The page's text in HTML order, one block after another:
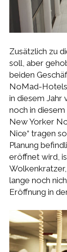
Zusätzlich zu
soll, aber
beiden
NoMad-Hotels
in diesem Jahr
noch in diesem
New Yorker
Nice“ tragen
Planung
eröffnet wird,
lange noch
Eröffnung in